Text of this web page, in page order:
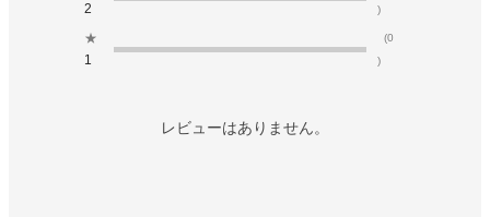
2
)
★
1
(0
)
レビューはありません。